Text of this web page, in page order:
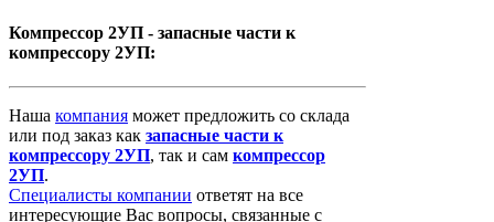
Компрессор 2УП - запасные части к
компрессору 2УП:
Наша компания может предложить со склада
или под заказ как запасные части к
компрессору 2УП, так и сам компрессор
2УП.
Специалисты компании ответят на все
интересующие Вас вопросы, связанные с